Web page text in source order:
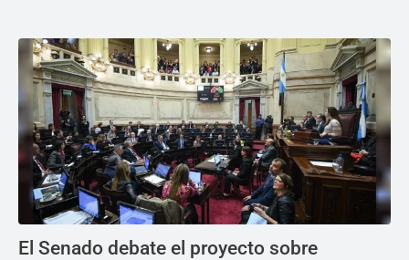
El Senado debate el proyecto sobre